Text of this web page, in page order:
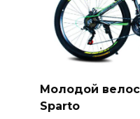
Молодой
Sparto